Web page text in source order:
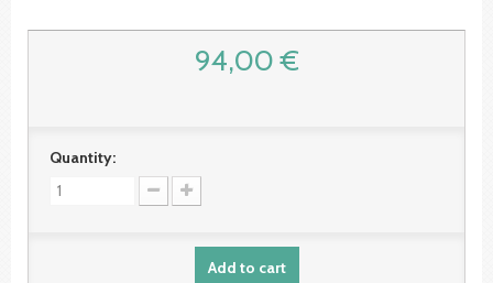
94,00 €
Quantity:
Add to cart